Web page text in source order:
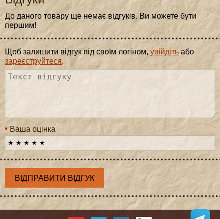
До даного товару ще немає відгуків. Ви можете бути
першим!
Щоб залишити відгук під своїм логіном, увійдіть або
зареєструйтеся.
Ваша оцінка